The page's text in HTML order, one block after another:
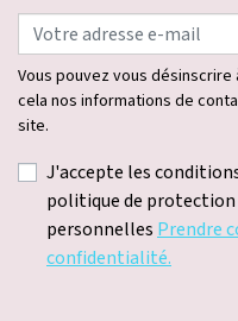
Vous pouvez vous
cela nos informations de
site.
J'accepte les
politique de protection
personnellesPrendre
confidentialité.